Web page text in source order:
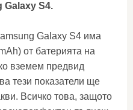
Galaxy S4.
Galaxy S4 има
от батерията на
вземем предвид
тези показатели ще
Всичко това, защото